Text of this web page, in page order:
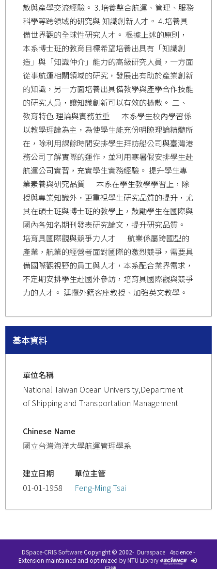
散與產學交流經驗。 3.培養整合航運、管理、服務
科學等跨領域的研究與 知識創新人才。 4.培養具
備世界觀的全球性研究人才。 根據上述的原則，
本系博士班的教育目標希望培養出具有「知識創
造」與「知識仲介」能力的高級研究人員，一方面
從事航運相關領域的研究，發展出有助於產業創新
的知識，另一方面培養出具備教學與產學合作技能
的研究人員，讓知識創新可以有效的擴散。 二、
教育特色 理論與實務並重 本系學生校內學習係
以教學理論為主，為使學生能充份明瞭理論精髓所
在，除利用課餘時間安排學生拜訪船公司與臺灣港
務公司了解實際的運作，並利用寒暑假安排學生赴
航運公司實習，充實學生實務經驗。 提升學生專
業素養與研究品質 本系在學生教學學習上，除
授與專業知識外，更重視學生研究品質的提升，尤
其在碩士班與博士班的教學上，鼓勵學生在國際與
國內各知名期刊發表研究論文，提升研究品質。
培育具國際觀與競爭力人才 航業係屬跨國型的
產業，航業的經營者面對國際的激烈競爭，需要具
備國際觀視野的員工與人才，本系配合業界需求，
不定期安排學生赴國外參訪，培育具國際觀與競爭
力的人才。 延攬外籍客座教授、加強英文教學。
基本資料
單位名稱
National Taiwan Ocean University,Department
of Shipping and Transportation Management
Chinese Name
國立台灣海洋大學航運管理學系
建立日期
01-01-1958
單位主管
Feng-Ming Tsai
DSpace-CRIS SoftwareCopyright © 2002- Duraspace 4science -
Extension maintained and optimized byNTU Library